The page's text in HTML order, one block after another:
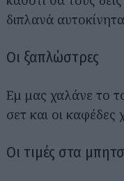
διπλανά
Οι ξαπλώστρες
Εμ μας χαλάνε το
σετ και οι καφέδες
Οι τιμές στα